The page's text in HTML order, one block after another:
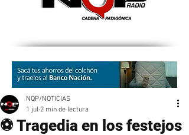
⚽ Tragedia en los festejos
NQP/NOTICIAS
1 jul 2 min de lectura